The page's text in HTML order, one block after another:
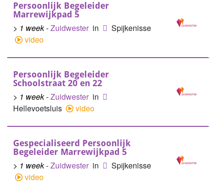
Persoonlijk Begeleider
Marrewijkpad 5
> 1 week-Zuidwester in
Spijkenisse
video
Persoonlijk Begeleider
Schoolstraat 20 en 22
> 1 week-Zuidwester in
Hellevoetsluis
video
Gespecialiseerd Persoonlijk
Begeleider Marrewijkpad 5
> 1 week-Zuidwester in
Spijkenisse
video